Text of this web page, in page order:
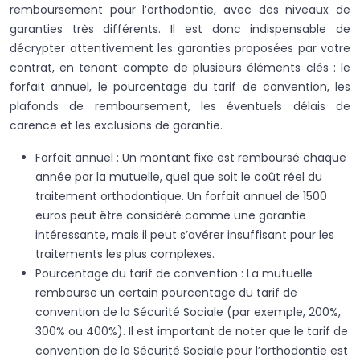
remboursement pour l’orthodontie, avec des niveaux de
garanties très différents. Il est donc indispensable de
décrypter attentivement les garanties proposées par votre
contrat, en tenant compte de plusieurs éléments clés : le
forfait annuel, le pourcentage du tarif de convention, les
plafonds de remboursement, les éventuels délais de
carence et les exclusions de garantie.
Forfait annuel : Un montant fixe est remboursé chaque
année par la mutuelle, quel que soit le coût réel du
traitement orthodontique. Un forfait annuel de 1500
euros peut être considéré comme une garantie
intéressante, mais il peut s’avérer insuffisant pour les
traitements les plus complexes.
Pourcentage du tarif de convention : La mutuelle
rembourse un certain pourcentage du tarif de
convention de la Sécurité Sociale (par exemple, 200%,
300% ou 400%). Il est important de noter que le tarif de
convention de la Sécurité Sociale pour l’orthodontie est